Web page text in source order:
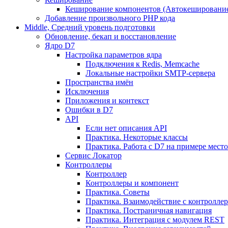
Кеширование компонентов
Добавление произвольного PHP кода
Middle, Средний уровень подготовки
Обновление, бекап и восстановление
Ядро D7
Настройка параметров ядра
Подключения к Redis, Memcache
Локальные настройки SMTP-сервера
Пространства имён
Исключения
Приложения и контекст
Ошибки в D7
API
Если нет описания API
Практика. Некоторые классы
Практика. Работа с D7 на примере
Сервис Локатор
Контроллеры
Контроллер
Контроллеры и компонент
Практика. Советы
Практика. Взаимодействие с
Практика. Постраничная навигация
Практика. Интеграция с модулем REST